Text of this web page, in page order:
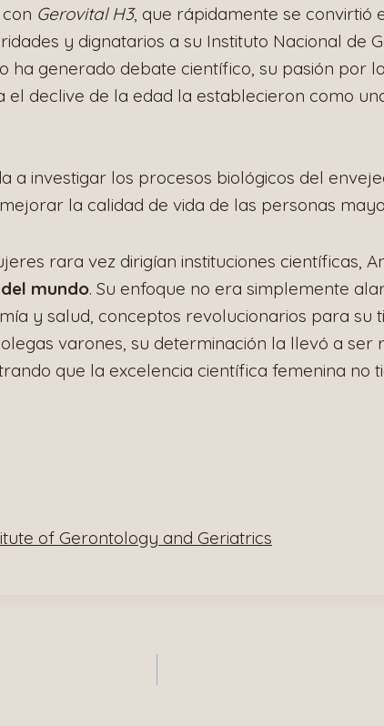
Gerovital H3, que rápidamente se convirtió
y dignatarios a su Instituto Nacional de
ha generado debate científico, su pasión por
el declive de la edad la establecieron como
a investigar los procesos biológicos del
la calidad de vida de las personas
rara vez dirigían instituciones científicas,
mundo. Su enfoque no era simplemente
y salud, conceptos revolucionarios para su
varones, su determinación la llevó a ser
que la excelencia científica femenina no
of Gerontology and Geriatrics